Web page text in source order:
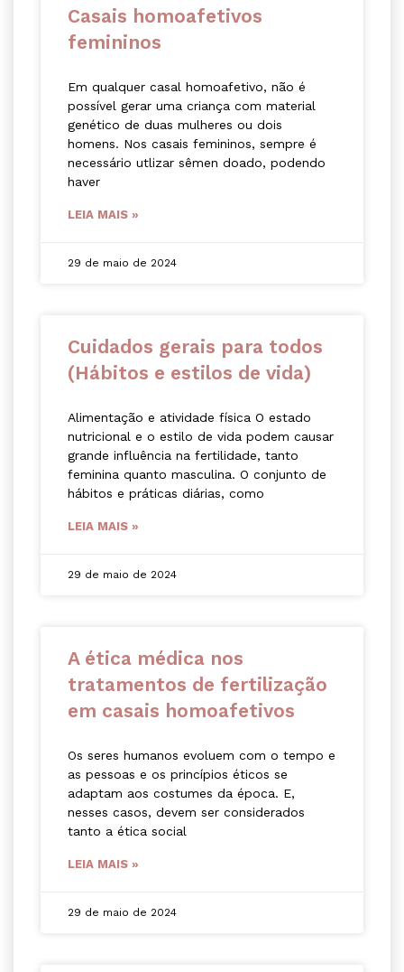
Casais homoafetivos
femininos
Em qualquer casal homoafetivo, não é
possível gerar uma criança com material
genético de duas mulheres ou dois
homens. Nos casais femininos, sempre é
necessário utlizar sêmen doado, podendo
haver
LEIA MAIS »
29 de maio de 2024
Cuidados gerais para todos
(Hábitos e estilos de vida)
Alimentação e atividade física O estado
nutricional e o estilo de vida podem causar
grande influência na fertilidade, tanto
feminina quanto masculina. O conjunto de
hábitos e práticas diárias, como
LEIA MAIS »
29 de maio de 2024
A ética médica nos
tratamentos de fertilização
em casais homoafetivos
Os seres humanos evoluem com o tempo e
as pessoas e os princípios éticos se
adaptam aos costumes da época. E,
nesses casos, devem ser considerados
tanto a ética social
LEIA MAIS »
29 de maio de 2024